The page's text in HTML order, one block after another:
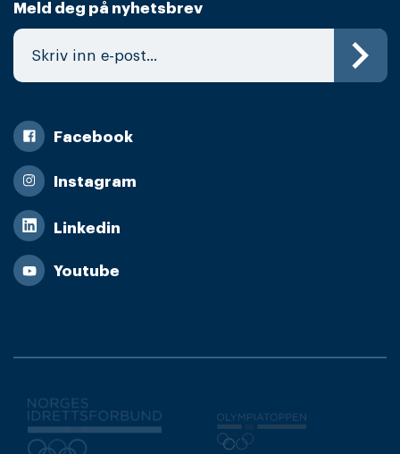
Meld deg på nyhetsbrev
Facebook
Instagram
Linkedin
Youtube